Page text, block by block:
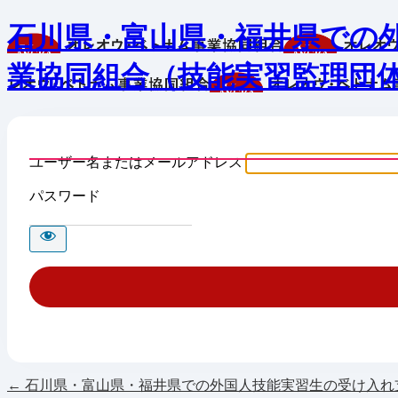
石川県・富山県・福井県での
業協同組合（技能実習監理団
ユーザー名またはメールアドレス
パスワード
← 石川県・富山県・福井県での外国人技能実習生の受け入